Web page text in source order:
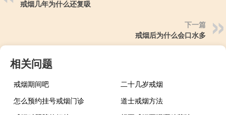
戒烟几年为什么还复吸
下一篇
戒烟后为什么会口水多
相关问题
戒烟期间吧
二十几岁戒烟
怎么预约挂号戒烟门诊
道士戒烟方法